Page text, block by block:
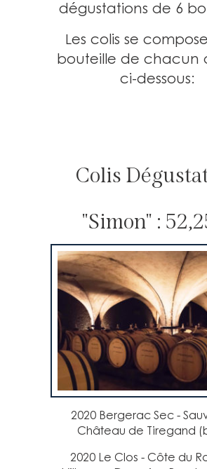
dégustations de 6
Les colis se
bouteille de chacun
ci-dessous:
Colis
"Simon" :
2020 Bergerac Sec -
Château de Tiregand
2020 Le Clos - Côte du